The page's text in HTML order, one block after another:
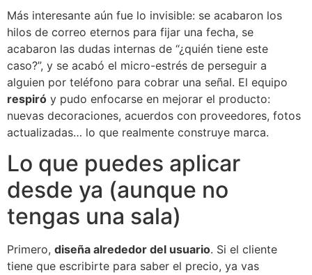
Más interesante aún fue lo invisible: se acabaron los
hilos de correo eternos para fijar una fecha, se
acabaron las dudas internas de “¿quién tiene este
caso?”, y se acabó el micro-estrés de perseguir a
alguien por teléfono para cobrar una señal. El equipo
respiró y pudo enfocarse en mejorar el producto:
nuevas decoraciones, acuerdos con proveedores, fotos
actualizadas… lo que realmente construye marca.
Lo que puedes aplicar
desde ya (aunque no
tengas una sala)
Primero, diseña alrededor del usuario. Si el cliente
tiene que escribirte para saber el precio, ya vas